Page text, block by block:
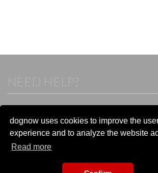
dognow uses cookies to improve the
experience and to analyze the website
Read more
NEED HELP?
Otherwise visit our help and contact center:
Go to the
help and contact center
STAY CONNECTED